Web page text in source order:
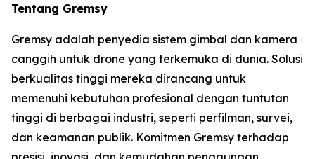
Tentang Gremsy
Gremsy adalah penyedia sistem gimbal dan kamera
canggih untuk drone yang terkemuka di dunia. Solusi
berkualitas tinggi mereka dirancang untuk
memenuhi kebutuhan profesional dengan tuntutan
tinggi di berbagai industri, seperti perfilman, survei,
dan keamanan publik. Komitmen Gremsy terhadap